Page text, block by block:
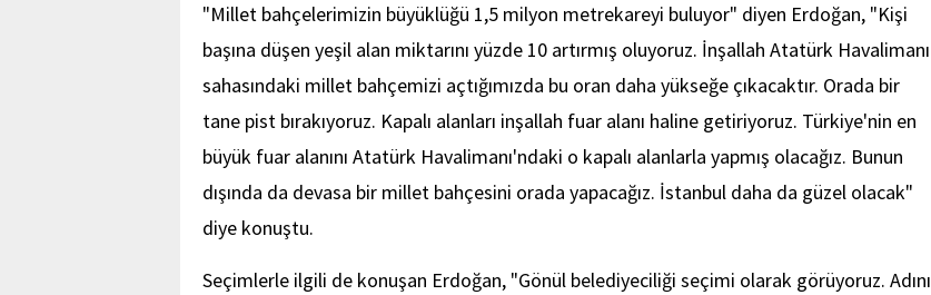
"Millet bahçelerimizin büyüklüğü 1,5 milyon metrekareyi buluyor" diyen Erdoğan, "Kişi
başına düşen yeşil alan miktarını yüzde 10 artırmış oluyoruz. İnşallah Atatürk Havalimanı
sahasındaki millet bahçemizi açtığımızda bu oran daha yükseğe çıkacaktır. Orada bir
tane pist bırakıyoruz. Kapalı alanları inşallah fuar alanı haline getiriyoruz. Türkiye'nin en
büyük fuar alanını Atatürk Havalimanı'ndaki o kapalı alanlarla yapmış olacağız. Bunun
dışında da devasa bir millet bahçesini orada yapacağız. İstanbul daha da güzel olacak"
diye konuştu.
Seçimlerle ilgili de konuşan Erdoğan, "Gönül belediyeciliği seçimi olarak görüyoruz. Adını